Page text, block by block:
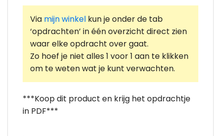
Via mijn winkel kun je onder de tab
‘opdrachten’ in één overzicht direct zien
waar elke opdracht over gaat.
Zo hoef je niet alles 1 voor 1 aan te klikken
om te weten wat je kunt verwachten.
***Koop dit product en krijg het opdrachtje
in PDF***